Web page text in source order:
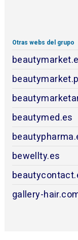
Otras webs del grupo
beautymed.es
bewellty.es
gallery-